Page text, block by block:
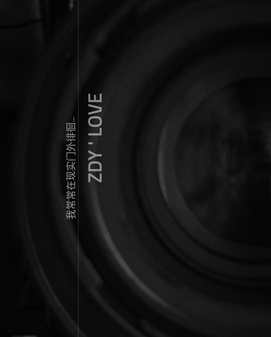
我常常在现实门外徘徊...ZDY ' LOVE